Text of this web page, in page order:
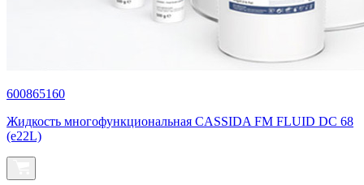
600865160
Жидкость многофункциональная СASSIDA FM FLUID DC 68
(e22L)